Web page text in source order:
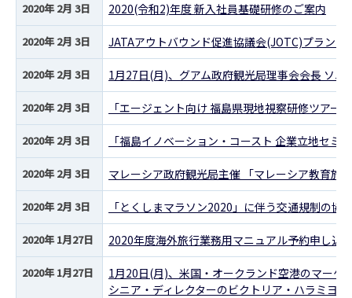
2020年 2月 3日 2020(令和2)年度 新入社員基礎研修のご案内
2020年 2月 3日 JATAアウトバウンド促進協議会(JOTC)プラン
2020年 2月 3日 1月27日(月)、グアム政府観光局理事会会長 ソ
2020年 2月 3日 「エージェント向け 福島県現地視察研修ツアー
2020年 2月 3日 「福島イノベーション・コースト 企業立地セ
2020年 2月 3日 マレーシア政府観光局主催 「マレーシア教育旅
2020年 2月 3日 「とくしまマラソン2020」に伴う交通規制の協
2020年 1月27日 2020年度海外旅行業務用マニュアル予約申し込
2020年 1月27日
1月20日(月)、米国・オークランド空港のマーケ
シニア・ディレクターのビクトリア・ハラミヨ